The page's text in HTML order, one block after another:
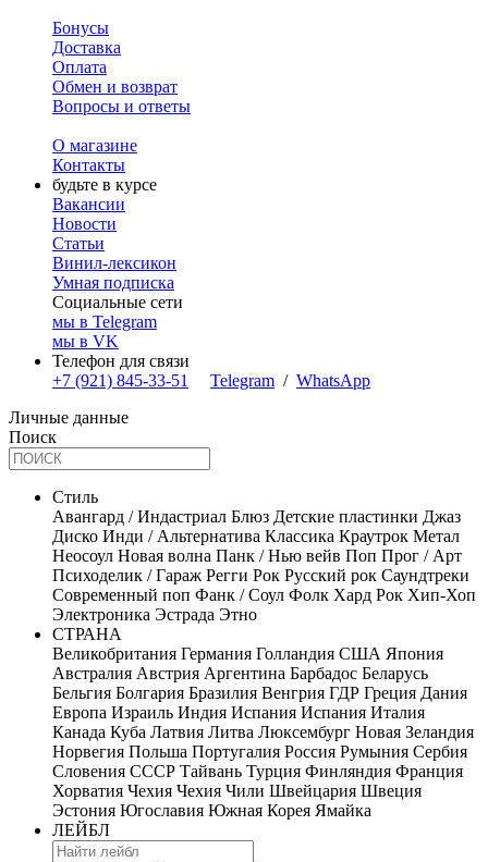
Бонусы
Доставка
Оплата
Обмен и возврат
Вопросы и ответы
О магазине
Контакты
будьте в курсе
Вакансии
Новости
Статьи
Винил-лексикон
Умная подписка
Социальные сети
мы в Telegram
мы в VK
Телефон для связи
+7 (921) 845-33-51
Telegram / WhatsApp
Личные данные
Поиск
Стиль
Авангард / Индастриал Блюз Детские пластинки Джаз
Диско Инди / Альтернатива Классика Краутрок Метал
Неосоул Новая волна Панк / Нью вейв Поп Прог / Арт
Психоделик / Гараж Регги Рок Русский рок Саундтреки
Современный поп Фанк / Соул Фолк Хард Рок Хип-Хоп
Электроника Эстрада Этно
СТРАНА
Великобритания Германия Голландия США Япония
Австралия Австрия Аргентина Барбадос Беларусь
Бельгия Болгария Бразилия Венгрия ГДР Греция Дания
Европа Израиль Индия Испания Испания Италия
Канада Куба Латвия Литва Люксембург Новая Зеландия
Норвегия Польша Португалия Россия Румыния Сербия
Словения СССР Тайвань Турция Финляндия Франция
Хорватия Чехия Чехия Чили Швейцария Швеция
Эстония Югославия Южная Корея Ямайка
ЛЕЙБЛ